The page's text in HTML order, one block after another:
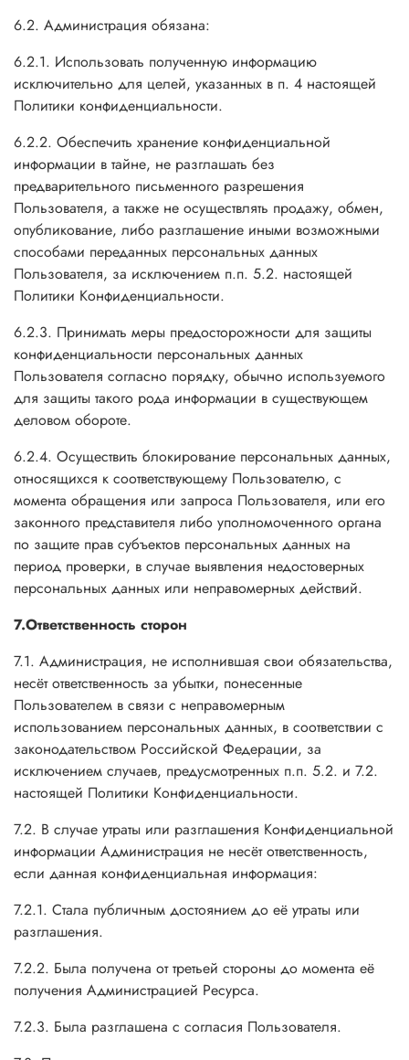
6.2. Администрация обязана:
6.2.1. Использовать полученную информацию
исключительно для целей, указанных в п. 4 настоящей
Политики конфиденциальности.
6.2.2. Обеспечить хранение конфиденциальной
информации в тайне, не разглашать без
предварительного письменного разрешения
Пользователя, а также не осуществлять продажу, обмен,
опубликование, либо разглашение иными возможными
способами переданных персональных данных
Пользователя, за исключением п.п. 5.2. настоящей
Политики Конфиденциальности.
6.2.3. Принимать меры предосторожности для защиты
конфиденциальности персональных данных
Пользователя согласно порядку, обычно используемого
для защиты такого рода информации в существующем
деловом обороте.
6.2.4. Осуществить блокирование персональных данных,
относящихся к соответствующему Пользователю, с
момента обращения или запроса Пользователя, или его
законного представителя либо уполномоченного органа
по защите прав субъектов персональных данных на
период проверки, в случае выявления недостоверных
персональных данных или неправомерных действий.
7.Ответственность сторон
7.1. Администрация, не исполнившая свои обязательства,
несёт ответственность за убытки, понесенные
Пользователем в связи с неправомерным
использованием персональных данных, в соответствии с
законодательством Российской Федерации, за
исключением случаев, предусмотренных п.п. 5.2. и 7.2.
настоящей Политики Конфиденциальности.
7.2. В случае утраты или разглашения Конфиденциальной
информации Администрация не несёт ответственность,
если данная конфиденциальная информация:
7.2.1. Стала публичным достоянием до её утраты или
разглашения.
7.2.2. Была получена от третьей стороны до момента её
получения Администрацией Ресурса.
7.2.3. Была разглашена с согласия Пользователя.